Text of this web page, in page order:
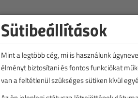
Sütibeállítások
Mint a legtöbb cég, mi is használunk
élményt biztosítani és fontos funkciókat
van a feltétlenül szükséges sütiken kívül